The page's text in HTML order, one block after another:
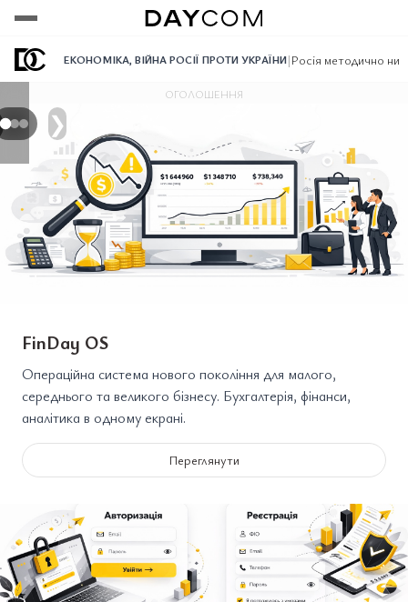
ЕКОНОМІКА, ВІЙНА РОСІЇ ПРОТИ УКРАЇНИ|Росія методично
❯
ОГОЛОШЕННЯ
FinDay OS
Операційна система нового покоління для малого,
середнього та великого бізнесу. Бухгалтерія, фінанси,
аналітика в одному екрані.
Переглянути